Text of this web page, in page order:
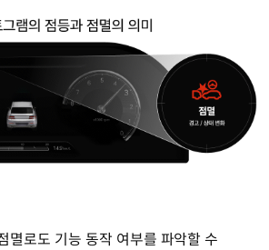
멸로도 기능 동작 여부를 파악할 수